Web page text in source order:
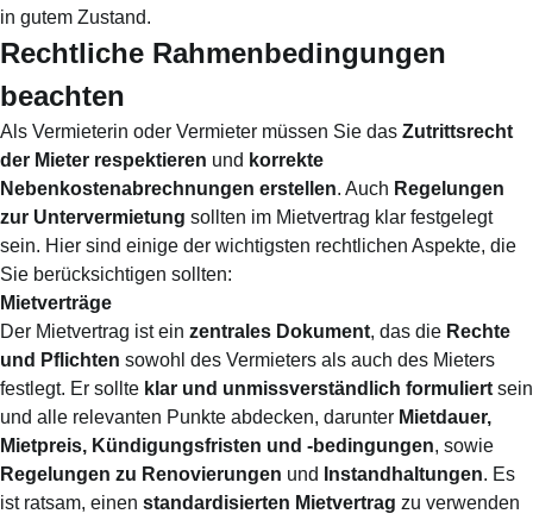
in gutem Zustand.
Rechtliche Rahmenbedingungen
beachten
Als Vermieterin oder Vermieter müssen Sie das Zutrittsrecht
der Mieter respektieren und korrekte
Nebenkostenabrechnungen erstellen. Auch Regelungen
zur Untervermietung sollten im Mietvertrag klar festgelegt
sein. Hier sind einige der wichtigsten rechtlichen Aspekte, die
Sie berücksichtigen sollten:
Mietverträge
Der Mietvertrag ist ein zentrales Dokument, das die Rechte
und Pflichten sowohl des Vermieters als auch des Mieters
festlegt. Er sollte klar und unmissverständlich formuliert sein
und alle relevanten Punkte abdecken, darunter Mietdauer,
Mietpreis, Kündigungsfristen und -bedingungen, sowie
Regelungen zu Renovierungen und Instandhaltungen. Es
ist ratsam, einen standardisierten Mietvertrag zu verwenden